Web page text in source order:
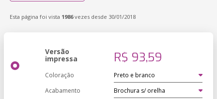
Esta página foi vista 1986vezes desde 30/01/2018
Versão
impressa R$ 93,59
Coloração
Acabamento